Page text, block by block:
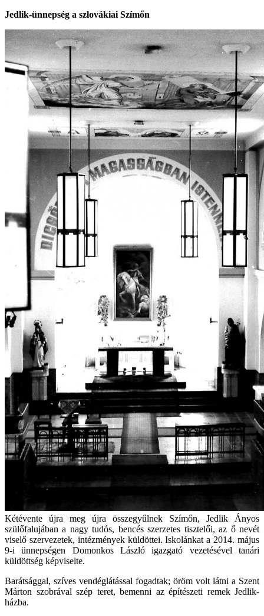
Jedlik-ünnepség a szlovákiai Szímőn
Kétévente újra meg újra összegyűlnek Szímőn, Jedlik Ányos
szülőfalujában a nagy tudós, bencés szerzetes tisztelői, az ő nevét
viselő szervezetek, intézmények küldöttei. Iskolánkat a 2014. május
9-i ünnepségen Domonkos László igazgató vezetésével tanári
küldöttség képviselte.
Barátsággal, szíves vendéglátással fogadtak; öröm volt látni a Szent
Márton szobrával szép teret, bemenni az építészeti remek Jedlik-
házba.